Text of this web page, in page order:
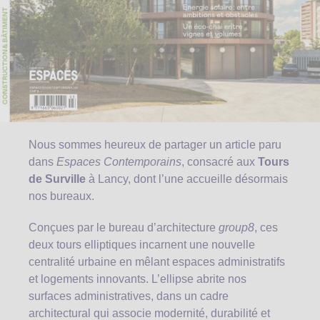
Nous sommes heureux de partager un article paru
dans Espaces Contemporains, consacré aux Tours
de Surville à Lancy, dont l’une accueille désormais
nos bureaux.
Conçues par le bureau d’architecture group8, ces
deux tours elliptiques incarnent une nouvelle
centralité urbaine en mêlant espaces administratifs
et logements innovants. L’ellipse abrite nos
surfaces administratives, dans un cadre
architectural qui associe modernité, durabilité et